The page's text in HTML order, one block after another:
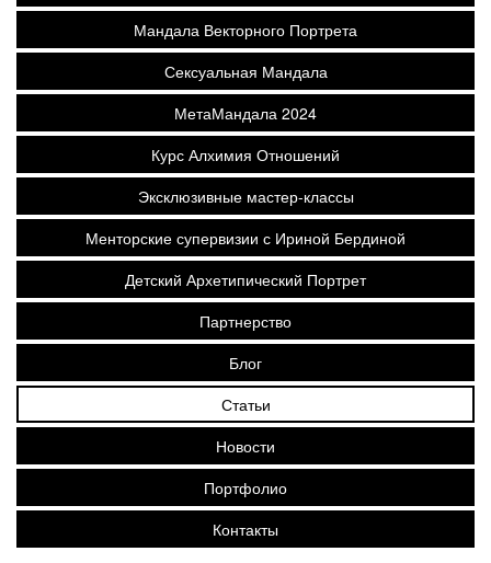
Мандала Векторного Портрета
Сексуальная Мандала
МетаМандала 2024
Курс Алхимия Отношений
Эксклюзивные мастер-классы
Менторские супервизии с Ириной Бердиной
Детский Архетипический Портрет
Партнерство
Блог
Статьи
Новости
Портфолио
Контакты